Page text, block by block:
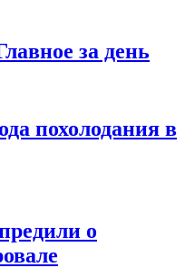
за день
похолодания в
о